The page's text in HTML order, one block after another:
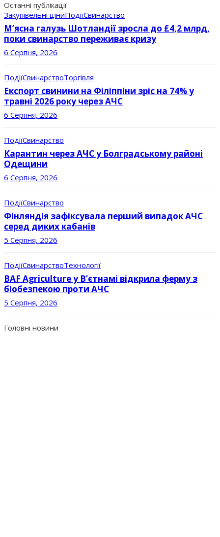
Останні публікації
Закупівельні ціниПодіїСвинарство
М’ясна галузь Шотландії зросла до £4,2 млрд,
поки свинарство переживає кризу
6 Серпня, 2026
ПодіїСвинарствоТоргівля
Експорт свинини на Філіппіни зріс на 74% у
травні 2026 року через АЧС
6 Серпня, 2026
ПодіїСвинарство
Карантин через АЧС у Болградському районі
Одещини
6 Серпня, 2026
ПодіїСвинарство
Фінляндія зафіксувала перший випадок АЧС
серед диких кабанів
5 Серпня, 2026
ПодіїСвинарствоТехнології
BAF Agriculture у В’єтнамі відкрила ферму з
біобезпекою проти АЧС
5 Серпня, 2026
Головні новини